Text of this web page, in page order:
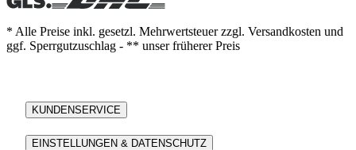
* Alle Preise inkl. gesetzl. Mehrwertsteuer zzgl. Versandkosten und
ggf. Sperrgutzuschlag - ** unser früherer Preis
KUNDENSERVICE
EINSTELLUNGEN & DATENSCHUTZ